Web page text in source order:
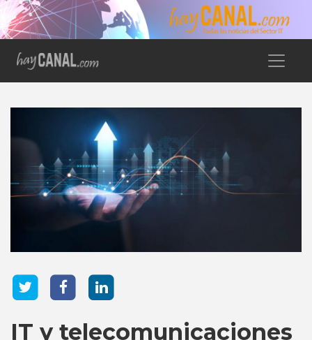
IT y telecomunicaciones